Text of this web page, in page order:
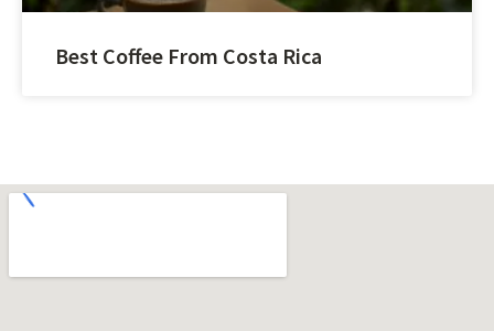
Best Coffee From Costa Rica